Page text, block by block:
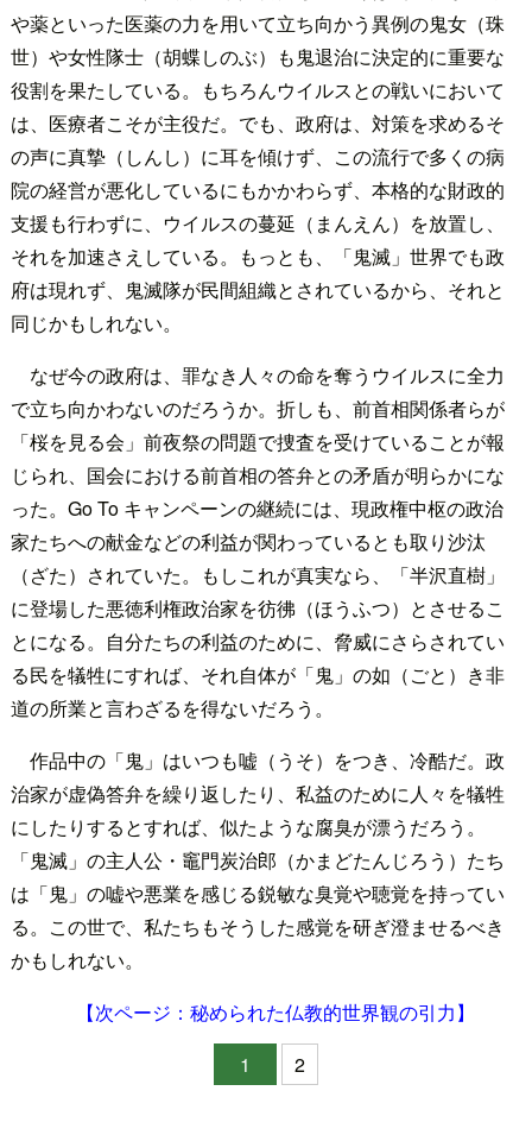
や薬といった医薬の力を用いて立ち向かう異例の鬼女（珠
世）や女性隊士（胡蝶しのぶ）も鬼退治に決定的に重要な
役割を果たしている。もちろんウイルスとの戦いにおいて
は、医療者こそが主役だ。でも、政府は、対策を求めるそ
の声に真摯（しんし）に耳を傾けず、この流行で多くの病
院の経営が悪化しているにもかかわらず、本格的な財政的
支援も行わずに、ウイルスの蔓延（まんえん）を放置し、
それを加速さえしている。もっとも、「鬼滅」世界でも政
府は現れず、鬼滅隊が民間組織とされているから、それと
同じかもしれない。
なぜ今の政府は、罪なき人々の命を奪うウイルスに全力
で立ち向かわないのだろうか。折しも、前首相関係者らが
「桜を見る会」前夜祭の問題で捜査を受けていることが報
じられ、国会における前首相の答弁との矛盾が明らかにな
った。Go To キャンペーンの継続には、現政権中枢の政治
家たちへの献金などの利益が関わっているとも取り沙汰
（ざた）されていた。もしこれが真実なら、「半沢直樹」
に登場した悪徳利権政治家を彷彿（ほうふつ）とさせるこ
とになる。自分たちの利益のために、脅威にさらされてい
る民を犠牲にすれば、それ自体が「鬼」の如（ごと）き非
道の所業と言わざるを得ないだろう。
作品中の「鬼」はいつも嘘（うそ）をつき、冷酷だ。政
治家が虚偽答弁を繰り返したり、私益のために人々を犠牲
にしたりするとすれば、似たような腐臭が漂うだろう。
「鬼滅」の主人公・竈門炭治郎（かまどたんじろう）たち
は「鬼」の嘘や悪業を感じる鋭敏な臭覚や聴覚を持ってい
る。この世で、私たちもそうした感覚を研ぎ澄ませるべき
かもしれない。
【次ページ：秘められた仏教的世界観の引力】
1
2